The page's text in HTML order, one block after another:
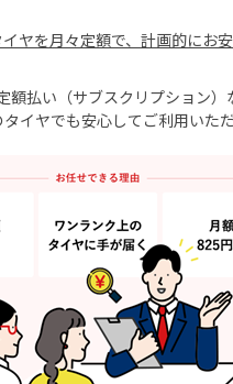
ヤを月々定額で、計画的にお
額払い（サブスクリプション）
イヤでも安心してご利用いただ